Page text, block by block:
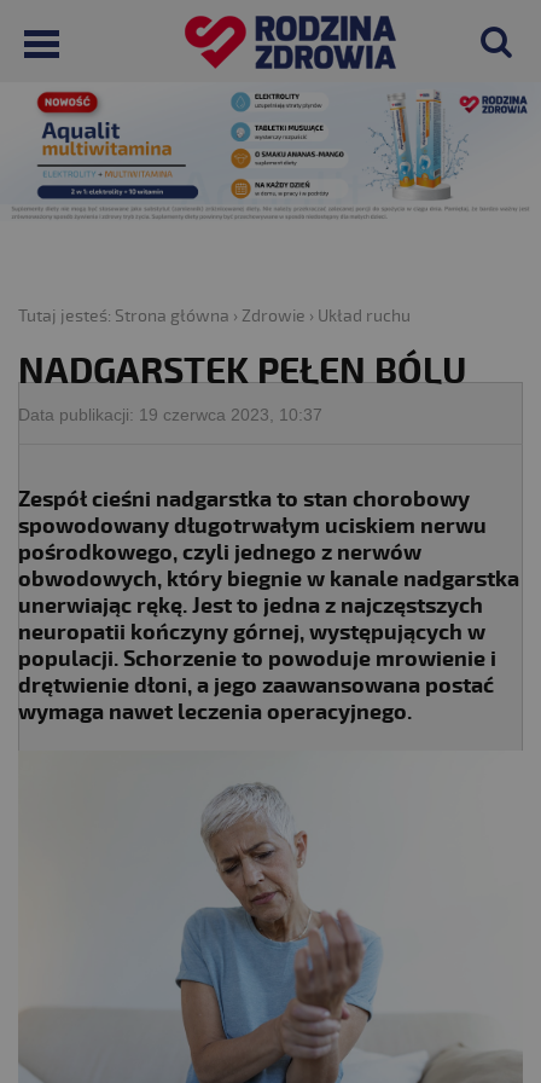
Tutaj jesteś: Strona główna › Zdrowie › Układ ruchu
NADGARSTEK PEŁEN BÓLU
Data publikacji: 19 czerwca 2023, 10:37
Zespół cieśni nadgarstka to stan chorobowy
spowodowany długotrwałym uciskiem nerwu
pośrodkowego, czyli jednego z nerwów
obwodowych, który biegnie w kanale nadgarstka
unerwiając rękę. Jest to jedna z najczęstszych
neuropatii kończyny górnej, występujących w
populacji. Schorzenie to powoduje mrowienie i
drętwienie dłoni, a jego zaawansowana postać
wymaga nawet leczenia operacyjnego.